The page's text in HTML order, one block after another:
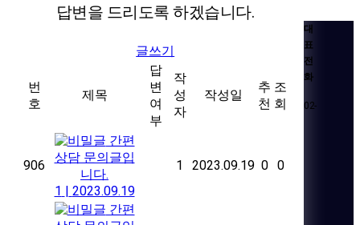
답변을 드리도록 하겠습니다.
글쓰기
번
호
제목
답
변
여
부
작
성
자
작성일
추
천
조
회
906
간편
상담 문의글입
니다.
1 | 2023.09.19
1 2023.09.19 0 0
간편
대
표
전
화
02-